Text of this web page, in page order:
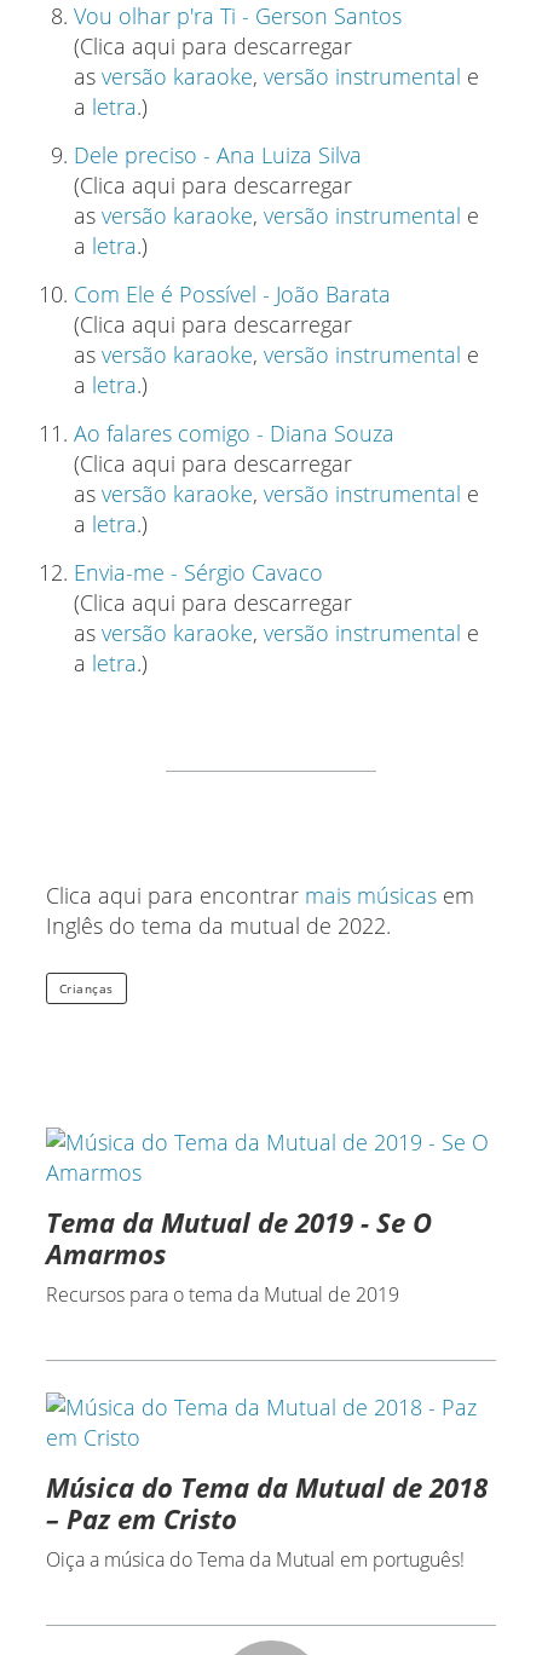
Vou olhar p'ra Ti - Gerson Santos
(Clica aqui para descarregar
as versão karaoke, versão instrumental e
a letra.)
Dele preciso - Ana Luiza Silva
(Clica aqui para descarregar
as versão karaoke, versão instrumental e
a letra.)
Com Ele é Possível - João Barata
(Clica aqui para descarregar
as versão karaoke, versão instrumental e
a letra.)
Ao falares comigo - Diana Souza
(Clica aqui para descarregar
as versão karaoke, versão instrumental e
a letra.)
Envia-me - Sérgio Cavaco
(Clica aqui para descarregar
as versão karaoke, versão instrumental e
a letra.)
Clica aqui para encontrar mais músicasem
Inglês do tema da mutual de 2022.
Crianças
Tema da Mutual de 2019 - Se O
Amarmos
Recursos para o tema da Mutual de 2019
Música do Tema da Mutual de 2018
– Paz em Cristo
Oiça a música do Tema da Mutual em português!